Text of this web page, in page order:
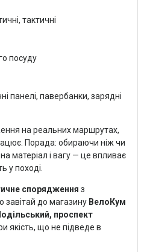
тактичні
посуду
панелі, павербанки, зарядні
на реальних маршрутах,
Порада: обираючи ніж чи
матеріал і вагу — це впливає
у поході.
спорядження з
завітай до магазину ВелоКум
проспект
якість, що не підведе в